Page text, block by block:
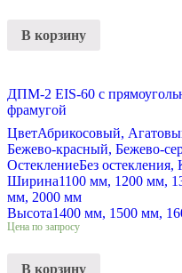
В корзину
ДПМ-2 EIS-60 с
фрамугой
ЦветАбрикосовый,
Бежево-красный, Бежево-
ОстеклениеБез остекления,
Ширина1100 мм, 1200 мм,
мм, 2000 мм
Высота1400 мм, 1500 мм,
Цена по запросу
В корзину